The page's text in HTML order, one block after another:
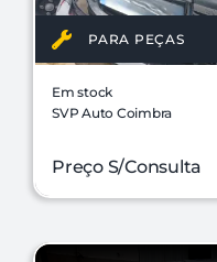
PARA PEÇAS
Em stock
SVP Auto Coimbra
Preço S/Consulta